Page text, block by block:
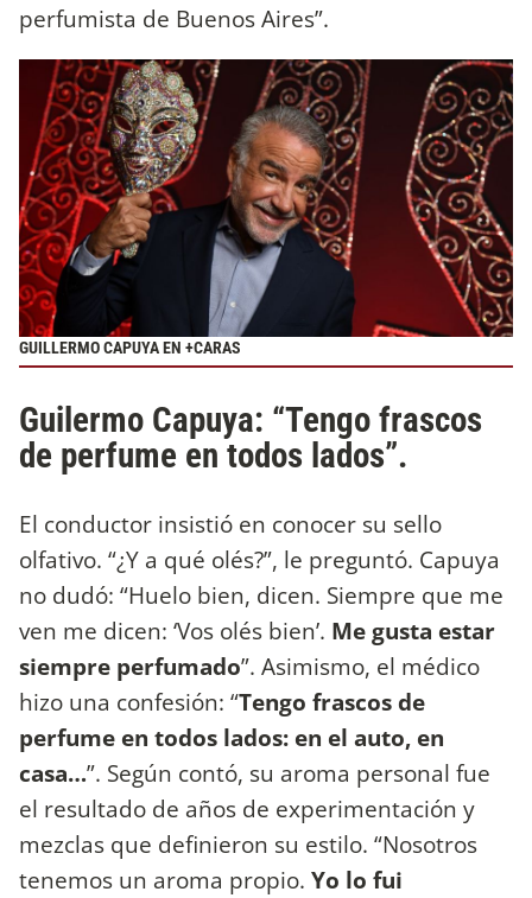
perfumista de Buenos Aires”.
GUILLERMO CAPUYA EN +CARAS
Guilermo Capuya: “Tengo frascos
de perfume en todos lados”.
El conductor insistió en conocer su sello
olfativo. “¿Y a qué olés?”, le preguntó. Capuya
no dudó: “Huelo bien, dicen. Siempre que me
ven me dicen: ‘Vos olés bien’. Me gusta estar
siempre perfumado”. Asimismo, el médico
hizo una confesión: “Tengo frascos de
perfume en todos lados: en el auto, en
casa…”. Según contó, su aroma personal fue
el resultado de años de experimentación y
mezclas que definieron su estilo. “Nosotros
tenemos un aroma propio. Yo lo fui